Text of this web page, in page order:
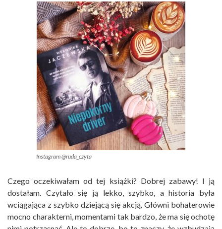
Instagram @ruda_czyta
Czego oczekiwałam od tej książki? Dobrej zabawy! I ją
dostałam. Czytało się ją lekko, szybko, a historia była
wciągająca z szybko dziejącą się akcją. Główni bohaterowie
mocno charakterni, momentami tak bardzo, że ma się ochotę